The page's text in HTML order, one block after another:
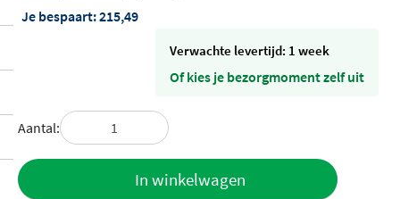
Je bespaart:215,49
Verwachte levertijd: 1 week
Of kies je bezorgmoment zelf uit
Aantal:
In winkelwagen